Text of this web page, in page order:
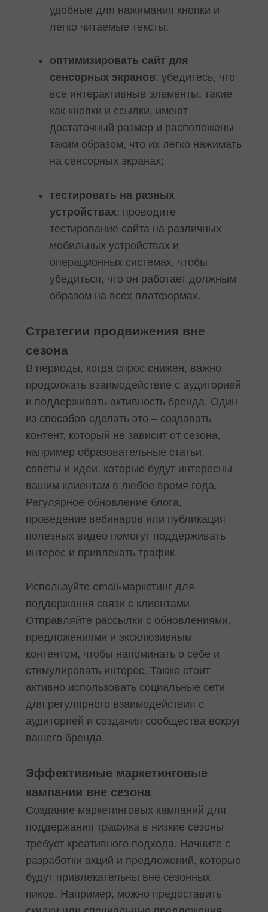
удобные для нажимания кнопки и
легко читаемые тексты;
оптимизировать сайт для
сенсорных экранов: убедитесь, что
все интерактивные элементы, такие
как кнопки и ссылки, имеют
достаточный размер и расположены
таким образом, что их легко нажимать
на сенсорных экранах;
тестировать на разных
устройствах: проводите
тестирование сайта на различных
мобильных устройствах и
операционных системах, чтобы
убедиться, что он работает должным
образом на всех платформах.
Стратегии продвижения вне
сезона
В периоды, когда спрос снижен, важно
продолжать взаимодействие с аудиторией
и поддерживать активность бренда. Один
из способов сделать это – создавать
контент, который не зависит от сезона,
например образовательные статьи,
советы и идеи, которые будут интересны
вашим клиентам в любое время года.
Регулярное обновление блога,
проведение вебинаров или публикация
полезных видео помогут поддерживать
интерес и привлекать трафик.
Используйте email-маркетинг для
поддержания связи с клиентами.
Отправляйте рассылки с обновлениями,
предложениями и эксклюзивным
контентом, чтобы напоминать о себе и
стимулировать интерес. Также стоит
активно использовать социальные сети
для регулярного взаимодействия с
аудиторией и создания сообщества вокруг
вашего бренда.
Эффективные маркетинговые
кампании вне сезона
Создание маркетинговых кампаний для
поддержания трафика в низкие сезоны
требует креативного подхода. Начните с
разработки акций и предложений, которые
будут привлекательны вне сезонных
пиков. Например, можно предоставить